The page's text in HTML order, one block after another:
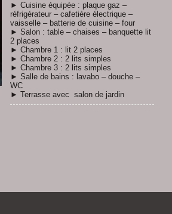
► Cuisine équipée : plaque gaz –
réfrigérateur – cafetière électrique –
vaisselle – batterie de cuisine – four
► Salon : table – chaises – banquette lit
2 places
► Chambre 1 : lit 2 places
► Chambre 2 : 2 lits simples
► Chambre 3 : 2 lits simples
► Salle de bains : lavabo – douche –
WC
► Terrasse avec salon de jardin